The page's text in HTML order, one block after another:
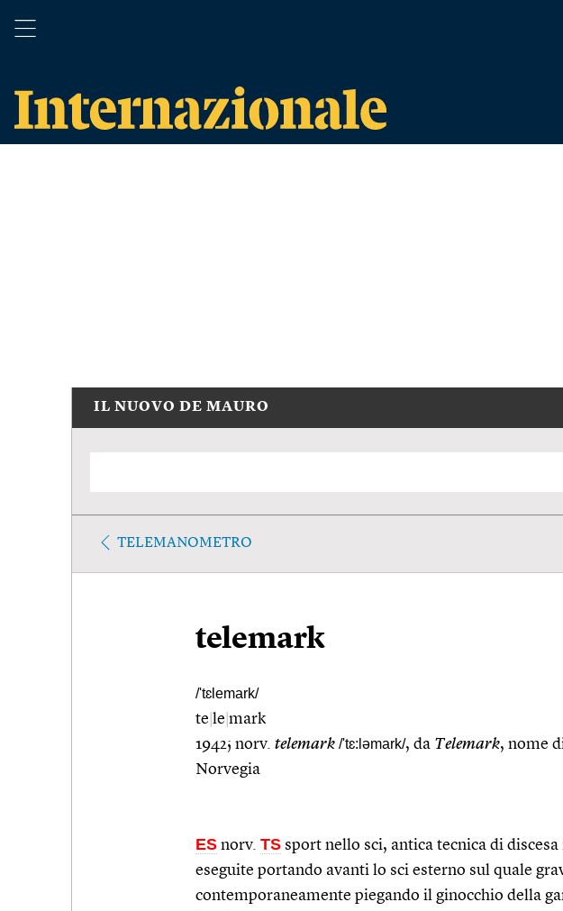
IL NUOVO DE MAURO
TELEMANOMETRO
telemark
/'tɛlemark/
te le mark
1942; norv. telemark /'tɛ:ləmark/, da Telemark, nome
Norvegia
ES norv. TS sport nello sci, antica tecnica di
eseguite portando avanti lo sci esterno sul quale
contemporaneamente piegando il ginocchio della